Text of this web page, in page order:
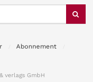
Abonnement
verlags GmbH